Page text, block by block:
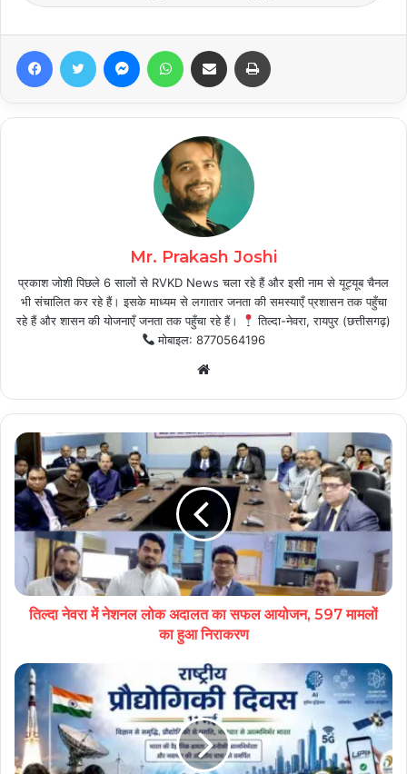
FacebookTwitter MessengerWhatsAppShare via Email
Mr. Prakash Joshi
प्रकाश जोशी पिछले 6 सालों से RVKD News चला रहे हैं और इसी नाम से यूट्यूब चैनल
भी संचालित कर रहे हैं। इसके माध्यम से लगातार जनता की समस्याएँ प्रशासन तक पहुँचा
रहे हैं और शासन की योजनाएँ जनता तक पहुँचा रहे हैं।
तिल्दा-नेवरा, रायपुर (छत्तीसगढ़)
मोबाइल: 8770564196
Website
तिल्दा नेवरा में नेशनल लोक अदालत का सफल आयोजन, 597 मामलों
का हुआ निराकरण